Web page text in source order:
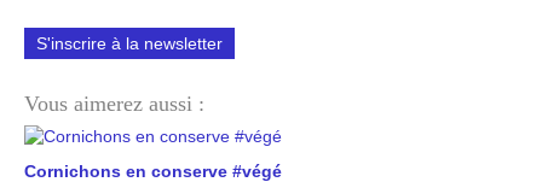
S'inscrire à la newsletter
Vous aimerez aussi :
Cornichons en conserve #végé